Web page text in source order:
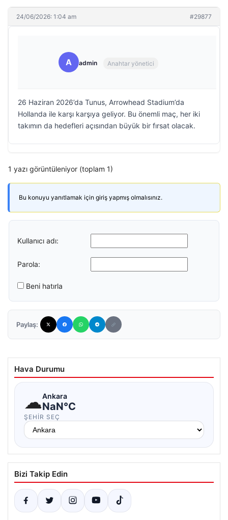
24/06/2026: 1:04 am #29877
A admin Anahtar yönetici
26 Haziran 2026’da Tunus, Arrowhead Stadium’da
Hollanda ile karşı karşıya geliyor. Bu önemli maç, her iki
takımın da hedefleri açısından büyük bir fırsat olacak.
1 yazı görüntüleniyor (toplam 1)
Bu konuyu yanıtlamak için giriş yapmış olmalısınız.
Kullanıcı adı:
Parola:
Beni hatırla
Paylaş:
Hava Durumu
☁Ankara
NaN°C
ŞEHIR SEÇ
Bizi Takip Edin